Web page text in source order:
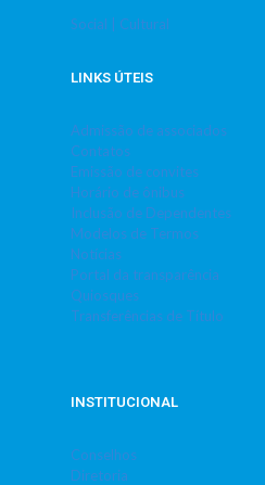
Social | Cultural
LINKS ÚTEIS
Admissão de associados
Contatos
Emissão de convites
Horário de ônibus
Inclusão de Dependentes
Modelos de Termos
Notícias
Portal da transparência
Quiosques
Transferências de Título
INSTITUCIONAL
Conselhos
Diretoria